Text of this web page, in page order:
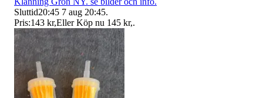
Sluttid20:45 7 aug 20:45.
Pris:143 kr,Eller Köp nu 145 kr,.